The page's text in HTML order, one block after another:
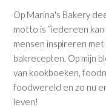
Op Marina's Bakery
motto is “iedereen kan
mensen inspireren
bakrecepten. Op mijn
van kookboeken,
foodwereld en zo nu
leven!